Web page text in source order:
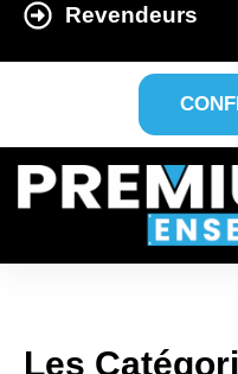
Revendeurs
Les